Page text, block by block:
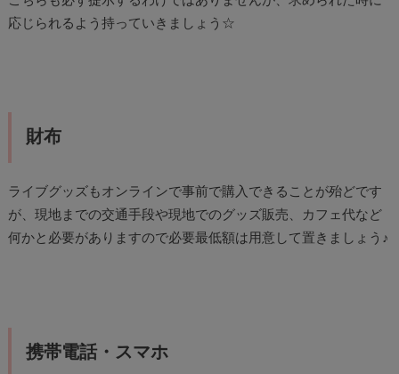
応じられるよう持っていきましょう☆
財布
ライブグッズもオンラインで事前で購入できることが殆どです
が、現地までの交通手段や現地でのグッズ販売、カフェ代など
何かと必要がありますので必要最低額は用意して置きましょう♪
携帯電話・スマホ